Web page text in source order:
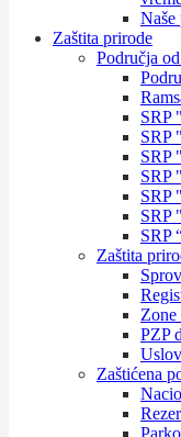
Naše
Zaštita prirode
Područja
SRP
SRP
SRP
SRP
SRP
SRP
SRP
Zaštita
Zone
PZP
Zaštićena